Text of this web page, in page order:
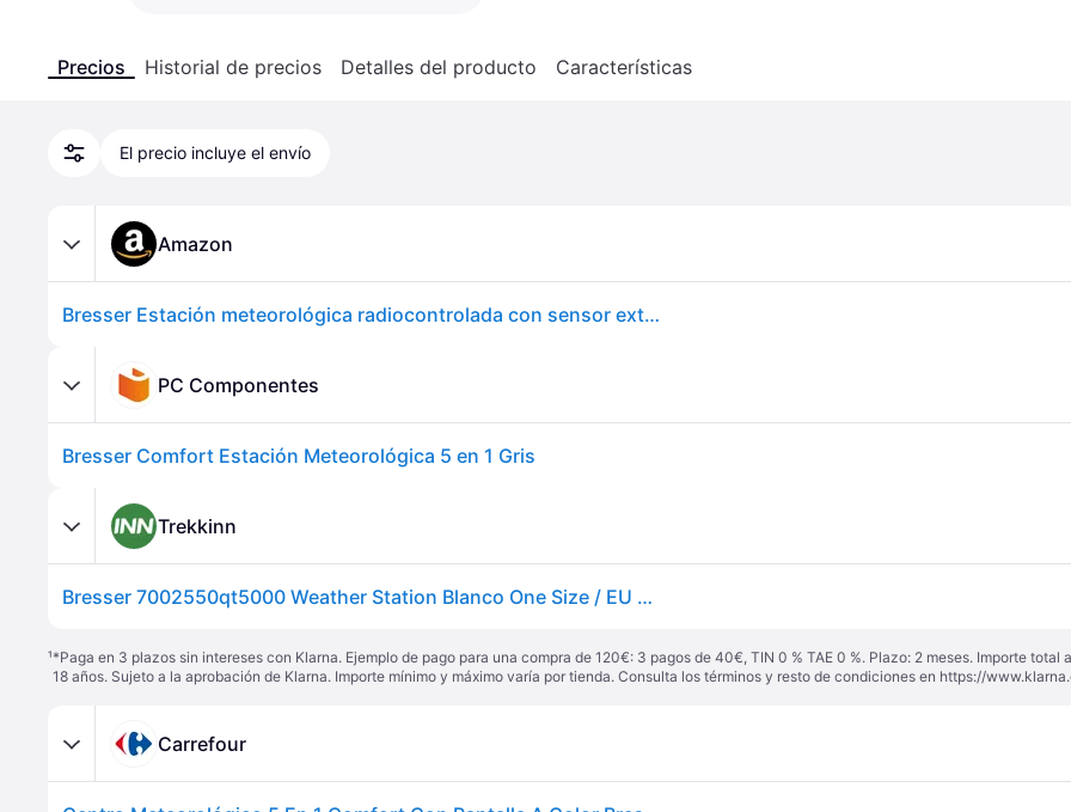
Precios Historial de precios Detalles del producto Características
El precio incluye el envío
Amazon
Bresser Estación meteorológica radiocontrolada con sensor exterior, centro meteorológico con sensor exterior 5 en 1 (temperatura, presión atmosférica, humedad, anemómetro, pluviómetro)
PC Componentes
Bresser Comfort Estación Meteorológica 5 en 1 Gris
Trekkinn
Bresser 7002550qt5000 Weather Station Blanco One Size / EU Plug 220V
¹*Paga en 3 plazos sin intereses con Klarna. Ejemplo de pago para una compra de 120€: 3 pagos de 40€, TIN 0 % TAE 0 %. Plazo: 2 meses. Importe
18 años. Sujeto a la aprobación de Klarna. Importe mínimo y máximo varía por tienda. Consulta los términos y resto de condiciones en https://
Carrefour